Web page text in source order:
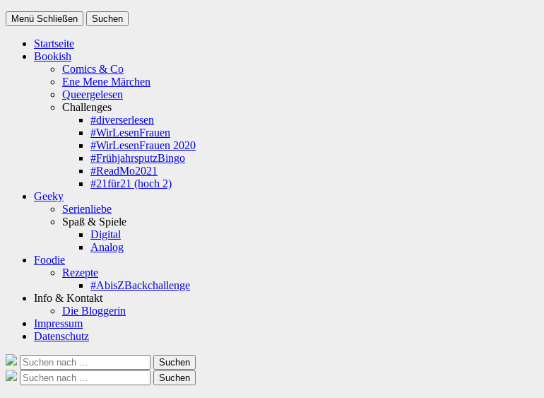
Menü Schließen Suchen
Startseite
Bookish
Comics & Co
Ene Mene Märchen
Queergelesen
Challenges
#diverserlesen
#WirLesenFrauen
#WirLesenFrauen 2020
#FrühjahrsputzBingo
#ReadMo2021
#21für21 (hoch 2)
Geeky
Serienliebe
Spaß & Spiele
Digital
Analog
Foodie
Rezepte
#AbisZBackchallenge
Info & Kontakt
Die Bloggerin
Impressum
Datenschutz
Suche
nach:
Suchen
Suche
nach:
Suchen